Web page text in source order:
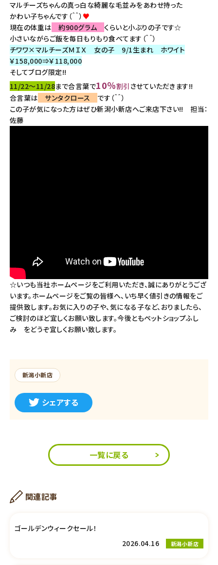
マルチーズちゃんの真っ白な綺麗な毛並みをあわせ持った
かわい子ちゃんです（＾＾） ♥
現在の体重は 約900グラムくらいと小ぶりの子です☆
小さいながらご飯を毎日もりもり食べてます（＾＾）
チワワ×マルチーズＭＩＸ 女の子 9/1生まれ ホワイト
￥158,000⇒￥118,000
そしてブログ限定!!
11/22～11/28まで合言葉で10％割引 させていただきます!!
合言葉は サンタクロース です（＾＾）
この子が気になった方はぜひ新潟小新店へご来店下さい!! 担当：
佐藤
☆いつも当社ホームページをご利用いただき、誠にありがとうござ
います。ホームページをご覧の皆様へ、いち早く値引きの情報をご
提供致します。お気に入りの子や、気になる子など、おりましたら、
ご検討のほど宜しくお願い致します。今後ともペットショップふし
み をどうぞ宜しくお願い致します。
新潟小新店
シェアする
一覧に戻る
関連記事
ゴールデンウィークセール！
2026.04.16
新潟小新店